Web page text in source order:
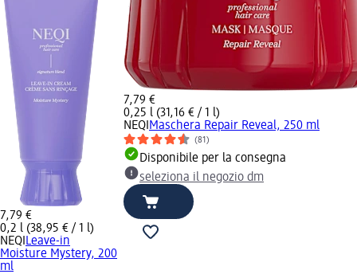
7,79 €
0,2 l (38,95 € / 1 l)
NEQI Leave-in
Moisture Mystery, 200
ml
7,79 €
0,25 l (31,16 € / 1 l)
NEQI Maschera Repair Reveal, 250 ml
(81)
Disponibile per la consegna
seleziona il negozio dm